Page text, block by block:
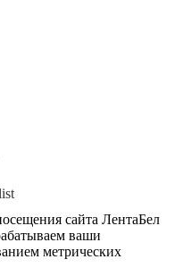
сайта ЛентаБел
ваши
метрических